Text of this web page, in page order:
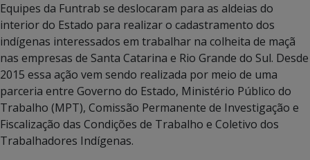
Equipes da Funtrab se deslocaram para as aldeias do
interior do Estado para realizar o cadastramento dos
indígenas interessados em trabalhar na colheita de maçã
nas empresas de Santa Catarina e Rio Grande do Sul. Desde
2015 essa ação vem sendo realizada por meio de uma
parceria entre Governo do Estado, Ministério Público do
Trabalho (MPT), Comissão Permanente de Investigação e
Fiscalização das Condições de Trabalho e Coletivo dos
Trabalhadores Indígenas.